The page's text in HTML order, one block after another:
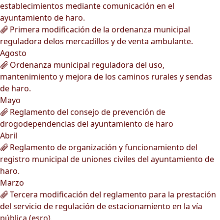
establecimientos mediante comunicación en el
ayuntamiento de haro.
Primera modificación de la ordenanza municipal
reguladora delos mercadillos y de venta ambulante.
Agosto
Ordenanza municipal reguladora del uso,
mantenimiento y mejora de los caminos rurales y sendas
de haro.
Mayo
Reglamento del consejo de prevención de
drogodependencias del ayuntamiento de haro
Abril
Reglamento de organización y funcionamiento del
registro municipal de uniones civiles del ayuntamiento de
haro.
Marzo
Tercera modificación del reglamento para la prestación
del servicio de regulación de estacionamiento en la vía